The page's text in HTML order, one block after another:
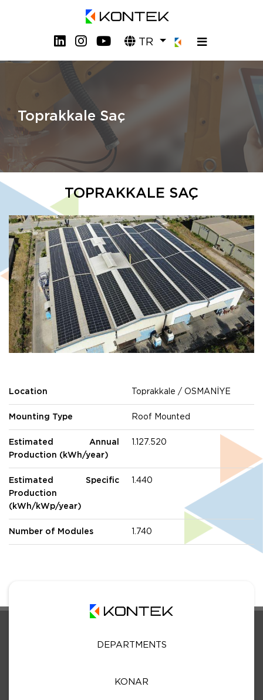
TR
Toprakkale Saç
TOPRAKKALE SAÇ
Location Toprakkale / OSMANİYE
Mounting Type Roof Mounted
Estimated Annual
Production (kWh/year)
1.127.520
Estimated Specific
Production
(kWh/kWp/year)
1.440
Number of Modules 1.740
DEPARTMENTS
KONAR